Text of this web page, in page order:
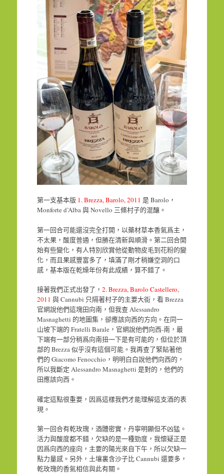
第一支基本版 1. Brezza, Barolo, 2011 是 Barolo，
Monforte d’Alba 與 Novello 三條村子的混釀。
第一回合可能還沒完全打開，以藥材草本香氣爲主，
不太果，酸度普通，但勝在清新與順滑。第二回合開
始有些變化，有人特別欣賞他從動物皮毛到花粉的變
化，而且果感豐富多了，填滿了剛才稍嫌空洞的口
感，基本版在乾燥年份有此成績，算不錯了。
接著我們正式出發了， 2. Brezza, Barolo Castellero,
2011 與 Cannubi 只隔著村子的主要大街，看 Brezza
官網說他們這塊田向南，但我查 Alessandro
Masnaghetti 的地圖集，卻應該向西的方向。在同一
山坡下端的 Fratelli Barale，官網說他們向西-南，最
下端有一部分稍爲向南扭一下是有可能的，但位於頂
部的 Brezza 似乎沒有這個可能。我再查了緊貼著他
們的 Giacomo Fenocchio，明明白白說他們向西的，
所以我斷定 Alessandro Masnaghetti 是對的，他們的
田應該向西。
確定這點很重要，因爲這樣我們才能理解這支酒的表
現。
第一回合有乾玫瑰，酒體密實，丹寧明顯但不凶猛。
活力與酸度都不錯，欠缺的是一種勁度，我懷疑正是
因爲向西的座向，主要的陽光來自下午，所以欠缺一
點力量感。另外，土壤裏含沙子比 Cannubi 還要多，
乾玫瑰的香氣相信與此有關。